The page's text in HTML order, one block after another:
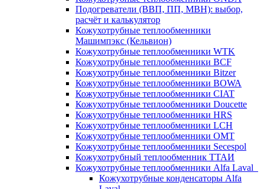
Подогреватели (ВВП, ПП, МВН): выбор,
расчёт и калькулятор
Кожухотрубные теплообменники
Машимпэкс (Кельвион)
Кожухотрубные теплообменники WTK
Кожухотрубные теплообменники BCF
Кожухотрубные теплообменники Bitzer
Кожухотрубные теплообменники BOWA
Кожухотрубные теплообменники CIAT
Кожухотрубные теплообменники Doucette
Кожухотрубные теплообменники HRS
Кожухотрубные теплообменники LCH
Кожухотрубные теплообменники OMT
Кожухотрубные теплообменники Secespol
Кожухотрубный теплообменник ТТАИ
Кожухотрубные теплообменники Alfa Laval
Кожухотрубные конденсаторы Alfa